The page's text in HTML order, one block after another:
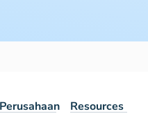
Perusahaan Resources